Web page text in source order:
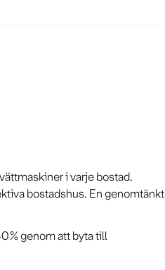
i varje bostad.
bostadshus. En genomtänkt
genom att byta till